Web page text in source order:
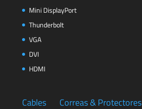
Mini DisplayPort
Thunderbolt
VGA
DVI
HDMI
Cables Correas & Protectores